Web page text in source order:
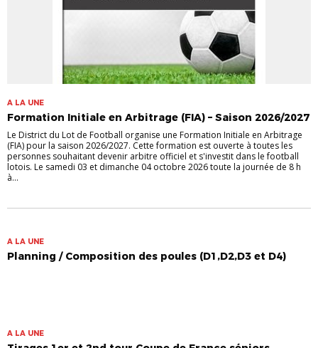
A LA UNE
Formation Initiale en Arbitrage (FIA) – Saison 2026/2027
Le District du Lot de Football organise une Formation Initiale en Arbitrage
(FIA) pour la saison 2026/2027. Cette formation est ouverte à toutes les
personnes souhaitant devenir arbitre officiel et s'investit dans le football
lotois. Le samedi 03 et dimanche 04 octobre 2026 toute la journée de 8 h
à...
A LA UNE
Planning / Composition des poules (D1,D2,D3 et D4)
A LA UNE